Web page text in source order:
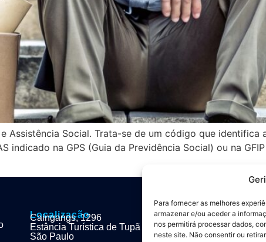
Para fornecer as melhores
armazenar e/ou aceder a
nos permitirá processar dados,
neste site. Não consentir ou
Assistência Social. Trata-se de um código que
indicado na GPS (Guia da Previdência Social) ou na
Localização
Caingangs, 1296
Estância Turística de Tupã
São Paulo
Redes